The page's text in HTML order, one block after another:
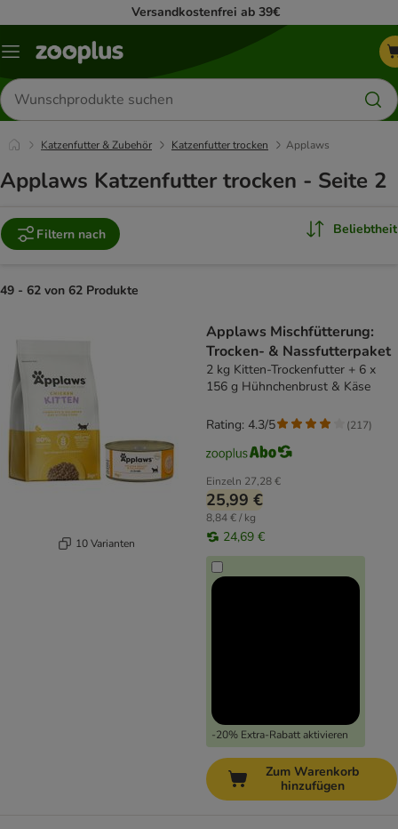
Versandkostenfrei ab 39€
Menü
Produkte
suchen
Katzenfutter & Zubehör Katzenfutter trocken Applaws
Applaws Katzenfutter trocken - Seite 2
Filtern nach Beliebtheit
49 - 62 von 62 Produkte
10 Varianten
Applaws Mischfütterung:
Trocken- & Nassfutterpaket
2 kg Kitten-Trockenfutter + 6 x
156 g Hühnchenbrust & Käse
Einzeln 27,28 €
25,99 €
8,84 € / kg
24,69 €
-20% Extra-Rabatt aktivieren
Rating: 4.3/5 (217)
Zum Warenkorb
hinzufügen